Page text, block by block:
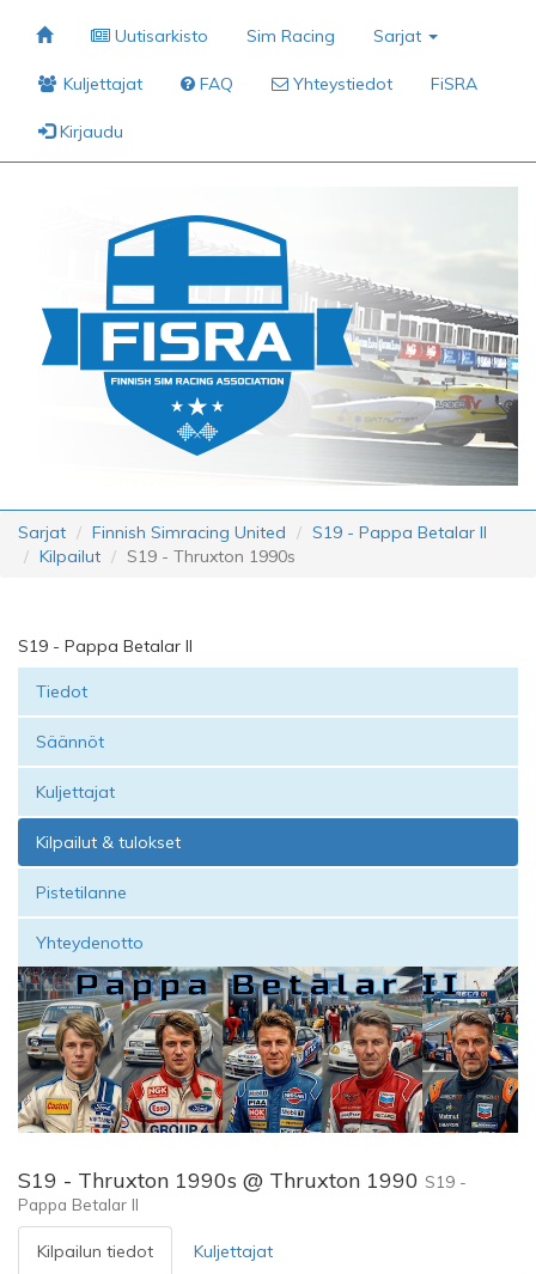
Uutisarkisto Sim Racing Sarjat
Kuljettajat FAQ Yhteystiedot FiSRA
Kirjaudu
Sarjat Finnish Simracing United
S19 - Pappa Betalar II
Kilpailut
S19 - Thruxton 1990s
S19 - Pappa Betalar II
Tiedot
Säännöt
Kuljettajat
Kilpailut & tulokset
Pistetilanne
Yhteydenotto
S19 - Thruxton 1990s @ Thruxton 1990 S19 -
Pappa Betalar II
Kilpailun tiedot Kuljettajat